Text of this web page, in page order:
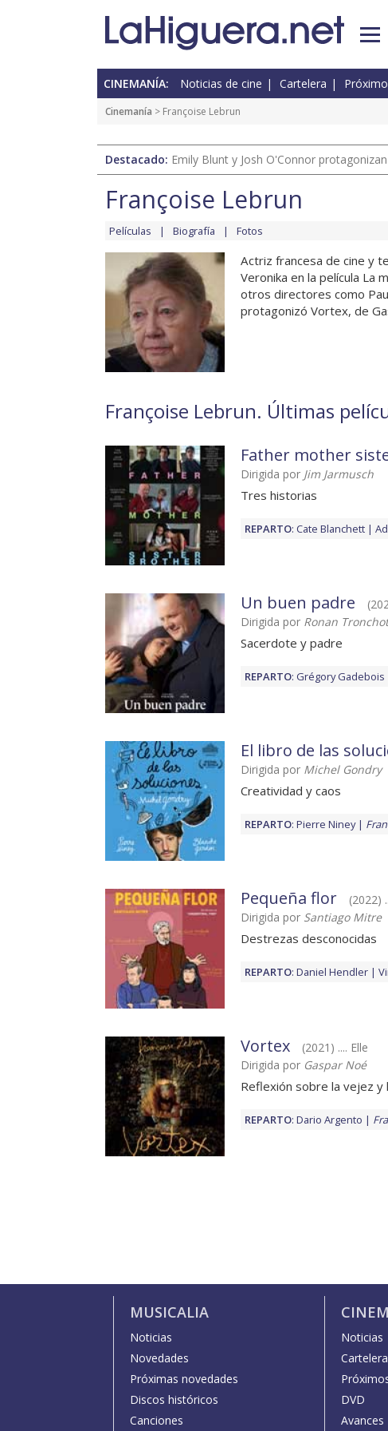
CINEMANÍA: Noticias de cine Cartelera
Cinemanía > Françoise Lebrun
Destacado: Emily Blunt y Josh O'Connor
Françoise Lebrun
Películas Biografía Fotos
Actriz francesa de cine y
Veronika en la película La
otros directores como
protagonizó Vortex, de
Françoise Lebrun. Últimas
Father mother
Dirigida por Jim Jarmusch
Tres historias
REPARTO: Cate Blanchett
Un buen padre
Dirigida por Ronan Tronchot
Sacerdote y padre
REPARTO: Grégory Gadebois
El libro de las
Dirigida por Michel Gondry
Creatividad y caos
REPARTO: Pierre Niney
Pequeña flor
(2022)
Dirigida por Santiago Mitre
Destrezas desconocidas
REPARTO: Daniel Hendler
Vortex
(2021) .... Elle
Dirigida por Gaspar Noé
Reflexión sobre la vejez y
REPARTO: Dario Argento
MUSICALIA
Noticias
Novedades
Próximas novedades
Discos históricos
Canciones
Noticias
Cartelera
DVD
Avances